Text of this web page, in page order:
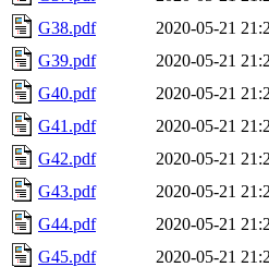
G38.pdf
2020-05-21
G39.pdf
2020-05-21
G40.pdf
2020-05-21
G41.pdf
2020-05-21
G42.pdf
2020-05-21
G43.pdf
2020-05-21
G44.pdf
2020-05-21
G45.pdf
2020-05-21